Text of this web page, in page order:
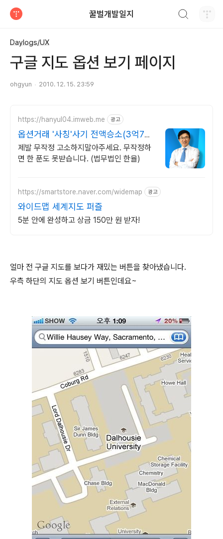
꿀벌개발일지
Daylogs/UX
구글 지도 옵션 보기 페이지
ohgyun 2010. 12. 15. 23:59
https://hanyul04.imweb.me 광고
옵션거래 '사칭'사기 전액승소(3억7천)
사례보유
제발 무작정 고소하지말아주세요. 무작정하
면 한 푼도 못받습니다. (법무법인 한율)
https://smartstore.naver.com/widemap 광고
와이드맵 세계지도 퍼즐
5분 안에 완성하고 상금 150만 원 받자!
얼마 전 구글 지도를 보다가 재밌는 버튼을 찾아냈습니다.
우측 하단의 지도 옵션 보기 버튼인데요~